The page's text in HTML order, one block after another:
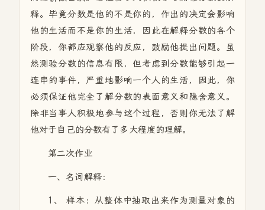
释。毕竟分数是他的不是你的，作出的决定会影响
他的生活而不是你的生活，因此在解释分数的各个
阶段，你都应观察他的反应，鼓励他提出问题。虽
然测验分数的信息有限，但考虑到分数能够引起一
连串的事件，严重地影响一个人的生活，因此，你
必须保证他完全了解分数的表面意义和隐含意义。
除非当事人积极地参与这个过程，否则你无法了解
他对于自己的分数有了多大程度的理解。
第二次作业
一、名词解释：
1、 样本：从整体中抽取出来作为测量对象的